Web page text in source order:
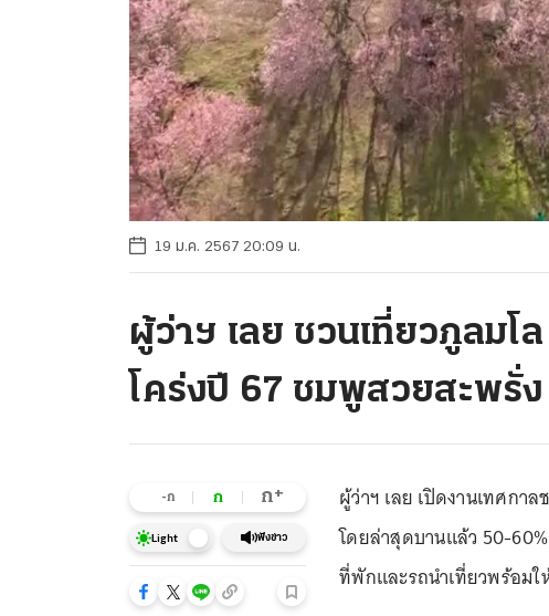
19 ม.ค. 2567 20:09 น.
ผู้ว่าฯ เลย ชวนเที่ยวภูลม
โคร่งปี 67 ชมพูสวยสะพรั่ง
-ก ก ก+
Light ฟังข่าว
ผู้ว่าฯ เลย เปิดงานเทศกา
โดยล่าสุดบานแล้ว 50-
ที่พักและรถนำเที่ยวพร้อม